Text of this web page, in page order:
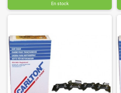
En stock